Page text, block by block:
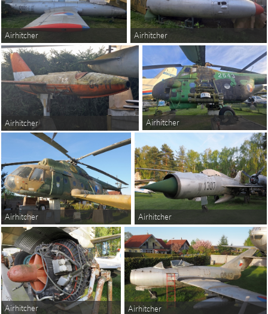
Airhitcher Airhitcher
Airhitcher Airhitcher
Airhitcher Airhitcher
Airhitcher Airhitcher